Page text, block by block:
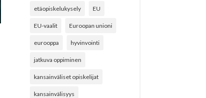
etäopiskelukysely EU
EU-vaalit Euroopan unioni
eurooppa hyvinvointi
jatkuva oppiminen
kansainväliset opiskelijat
kansainvälisyys